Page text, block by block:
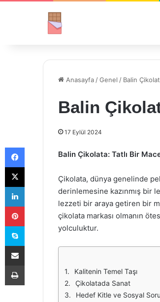
Anasayfa /Genel / Balin
Balin
17 Eylül 2024
Balin Çikolata: Tatlı Bir
Çikolata, dünya genelinde
derinlemesine kazınmış bir
lezzeti bir araya getiren bir
çikolata markası olmanın
yolculuktur.
Kalitenin Temel Taşı
Çikolatada Sanat
Hedef Kitle ve Sosyal
Facebook
X
LinkedIn
Pinterest
Skype
E-Posta ile paylaş